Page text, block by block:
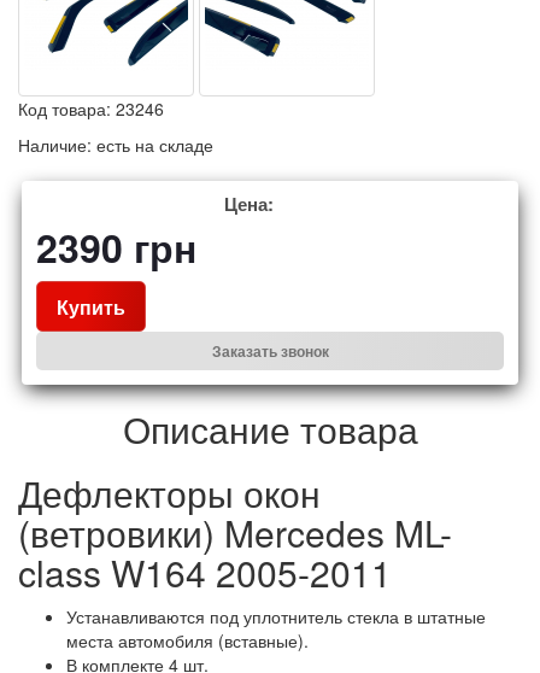
Код товара: 23246
Наличие: есть на складе
Цена:
2390 грн
Купить
Заказать звонок
Описание товара
Дефлекторы окон
(ветровики) Mercedes ML-
class W164 2005-2011
Устанавливаются под уплотнитель стекла в штатные
места автомобиля (вставные).
В комплекте 4 шт.